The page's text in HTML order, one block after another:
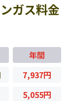
ガス料金
年間
7,937円
5,055円